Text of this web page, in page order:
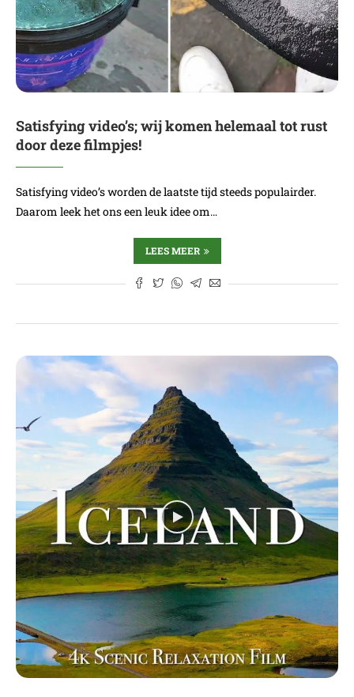
Satisfying video’s; wij komen helemaal tot rust
door deze filmpjes!
Satisfying video’s worden de laatste tijd steeds populairder.
Daarom leek het ons een leuk idee om…
LEES MEER